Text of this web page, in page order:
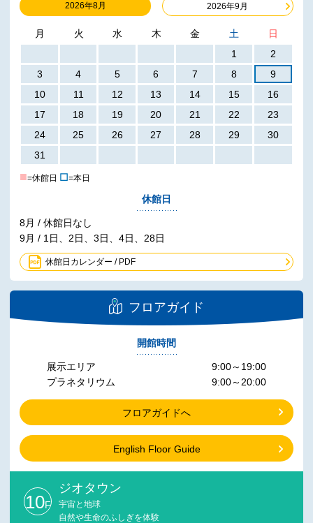
2026年8月 2026年9月
月 火 水 木 金 土
日
1
2
3
4 5 6 7 8
9
10
11 12 13 14 15
16
17
18 19 20 21 22
23
24
25 26 27 28 29
30
31
■=休館日 ☐=本日
休館日
8月 / 休館日なし
9月 / 1日、2日、3日、4日、28日
休館日カレンダー / PDF
フロアガイド
開館時間
展示エリア
プラネタリウム
9:00～19:00
9:00～20:00
フロアガイドへ
English Floor Guide
10F
ジオタウン
宇宙と地球
自然や生命のふしぎを体験